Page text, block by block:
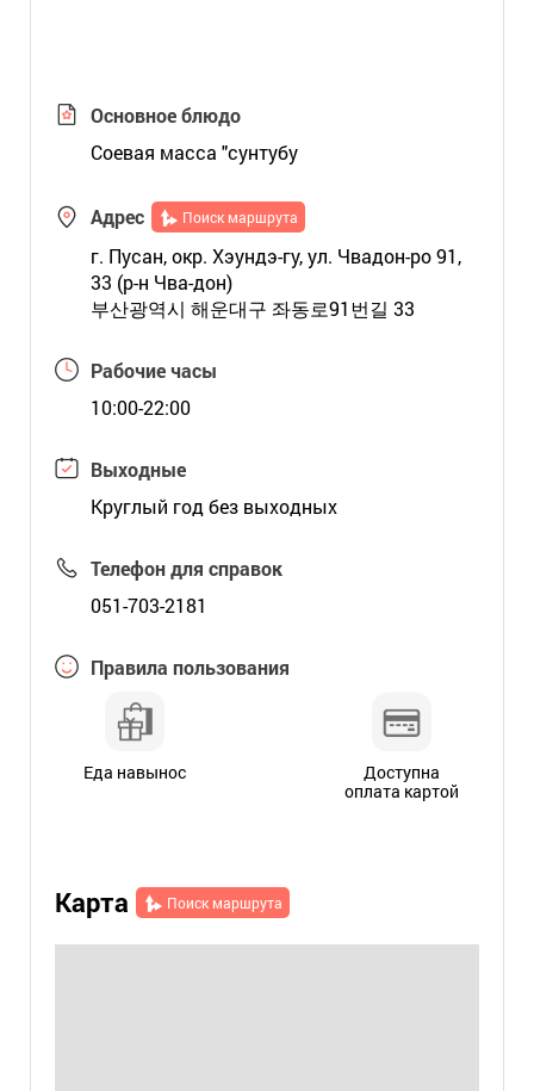
Основное блюдо
Соевая масса "сунтубу
Адрес Поиск маршрута
г. Пусан, окр. Хэундэ-гу, ул. Чвадон-ро 91,
33 (р-н Чва-дон)
부산광역시 해운대구 좌동로91번길 33
Рабочие часы
10:00-22:00
Выходные
Круглый год без выходных
Телефон для справок
051-703-2181
Правила пользования
Еда навынос
Доступна
оплата картой
Карта Поиск маршрута